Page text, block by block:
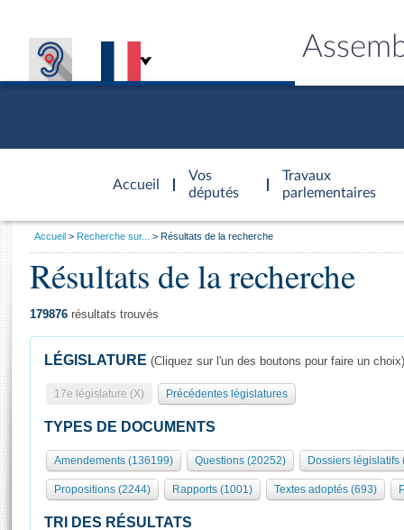
Accueil
d'accueil
Vos
députés
Travaux
parlementaires
Présidence
577 députés
Groupes politiques
Séance publique
Commissions et autres organes
Europe et International
Général
Rôle et pouvoirs de l'Assemblée
Organisation de l'Assemblée
Présidence Conférence des Présidents Bureau Collège des
Visiter l'Assemblée
Visite virtuelle du palais Bourbon
Assister à une séance
Vous
Accueil Recherche sur... Résultats de la recherche
Résultats de la recherche
179876 résultats trouvés
LÉGISLATURE (Cliquez sur l'un des boutons pour faire un choix)
17e législature (X) Précédentes législatures
TYPES DE DOCUMENTS
Amendements (136199) Questions (20252) Dossiers législatifs
Propositions (2244) Rapports (1001) Textes adoptés (693)
TRI DES RÉSULTATS